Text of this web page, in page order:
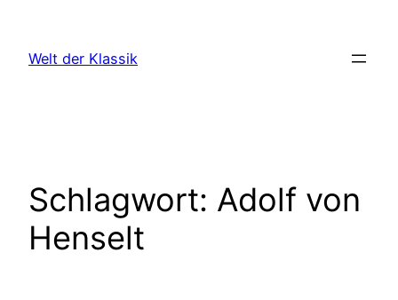
springen
Welt der Klassik
Schlagwort: Adolf von
Henselt